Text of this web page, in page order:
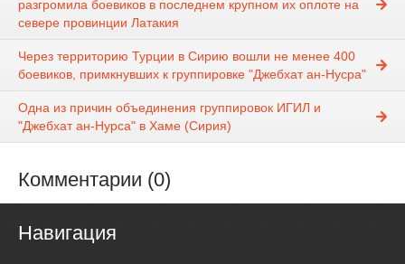
разгромила боевиков в последнем крупном их оплоте на
севере провинции Латакия
Через территорию Турции в Сирию вошли не менее 400
боевиков, примкнувших к группировке "Джебхат ан-Нусра"
Одна из причин объединения группировок ИГИЛ и
"Джебхат ан-Нурса" в Хаме (Сирия)
Комментарии (0)
Навигация